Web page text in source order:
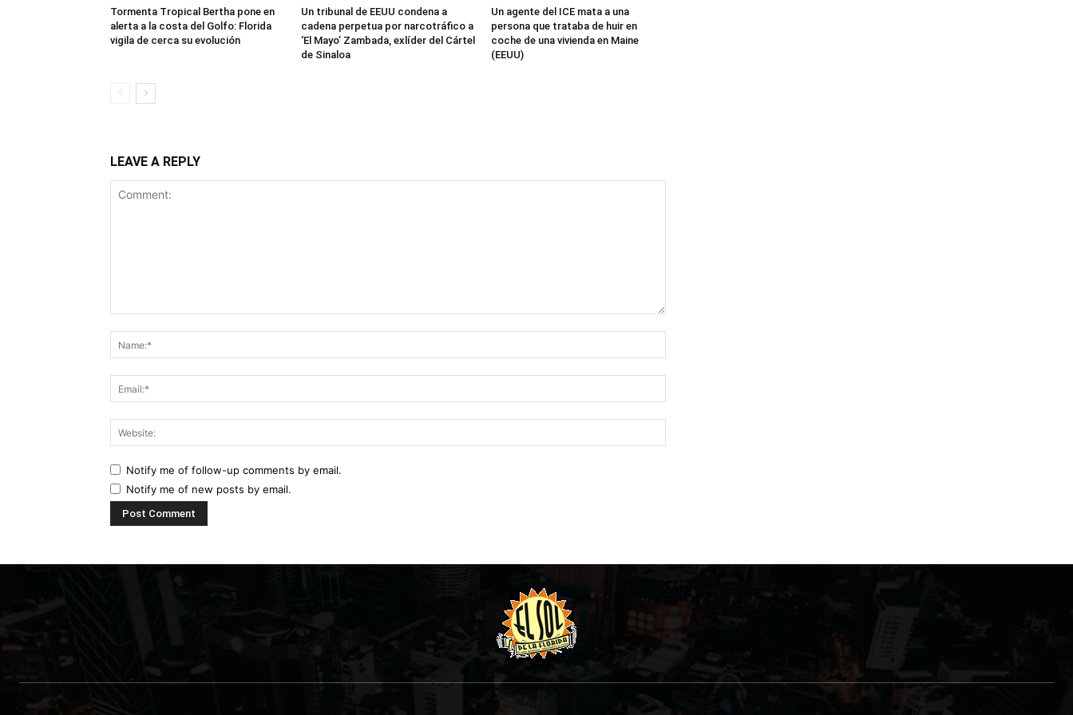
Tormenta Tropical Bertha pone en
alerta a la costa del Golfo: Florida
vigila de cerca su evolución
Un tribunal de EEUU condena a
cadena perpetua por narcotráfico a
‘El Mayo’ Zambada, exlíder del Cártel
de Sinaloa
Un agente del ICE mata a una
persona que trataba de huir en
coche de una vivienda en Maine
(EEUU)
LEAVE A REPLY
Notify me of follow-up comments by email.
Notify me of new posts by email.